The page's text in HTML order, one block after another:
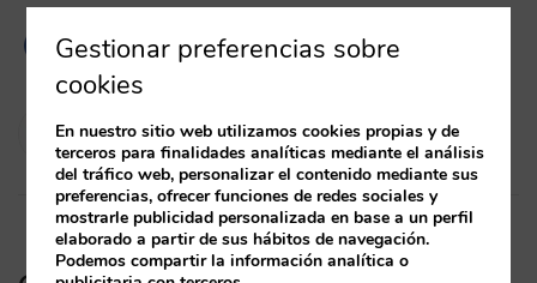
Isabel Rey
14/11/2016
Gestionar preferencias sobre
cookies
En nuestro sitio web utilizamos cookies propias y de
terceros para finalidades analíticas mediante el análisis
del tráfico web, personalizar el contenido mediante sus
preferencias, ofrecer funciones de redes sociales y
mostrarle publicidad personalizada en base a un perfil
elaborado a partir de sus hábitos de navegación.
Podemos compartir la información analítica o